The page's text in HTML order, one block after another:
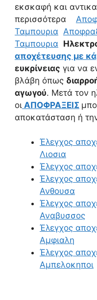
εκσκαφή και
περισσότερα
Ταμπουρια
Ταμπουρια
αποχέτευσης με
ευκρίνειας για να
βλάβη όπως
αγωγού. Μετά τον
οι ΑΠΟΦΡΑΞΕΙΣ
αποκατάσταση ή
Έλεγχος
Λιοσια
Έλεγχος
Έλεγχος
Ανθουσα
Έλεγχος
Αναβυσσος
Έλεγχος
Αμφιαλη
Έλεγχος
Αμπελοκηποι